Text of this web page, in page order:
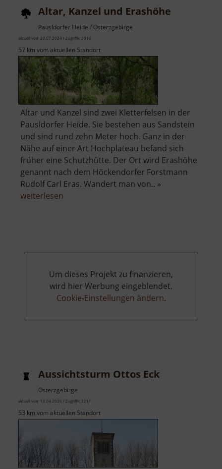
Altar, Kanzel und Erashöhe
Pausldorfer Heide / Osterzgebirge
aktuell vom 23.07.2024 / Zugriffe: 2916
57 km vom aktuellen Standort
Altar und Kanzel sind zwei Kletterfelsen in der
Pausldorfer Heide. Sie bestehen aus Sandstein
und sind rund zehn Meter hoch. Ganz in der
Nähe auf einer Art Hochplateau befand sich
früher eine Schutzhütte. Der Ort wird Erashöhe
genannt nach dem Höckendorfer Forstmann
Rudolf Carl Eras. Wandert man von.. »
weiterlesen
Um dieses Projekt zu finanzieren,
wird hier Werbung eingeblendet.
Cookie-Einstellungen ändern.
Aussichtsturm Ottos Eck
Osterzgebirge
aktuell vom 13.04.2026 / Zugriffe: 3211
53 km vom aktuellen Standort